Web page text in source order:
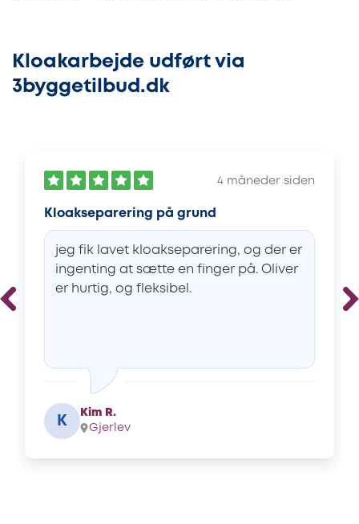
Kloakarbejde udført via
3byggetilbud.dk
4 måneder siden
Kloakseparering på grund
jeg fik lavet kloakseparering, og der er
ingenting at sætte en finger på. Oliver
er hurtig, og fleksibel.
K
Kim R.
Gjerlev